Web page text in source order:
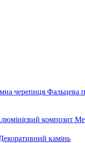
черепиця Фальцева
композит
камінь